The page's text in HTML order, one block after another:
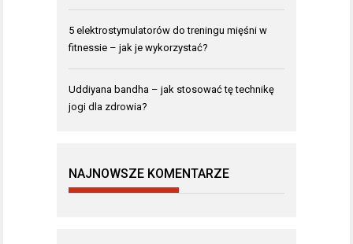
5 elektrostymulatorów do treningu mięśni w
fitnessie – jak je wykorzystać?
Uddiyana bandha – jak stosować tę technikę
jogi dla zdrowia?
NAJNOWSZE KOMENTARZE